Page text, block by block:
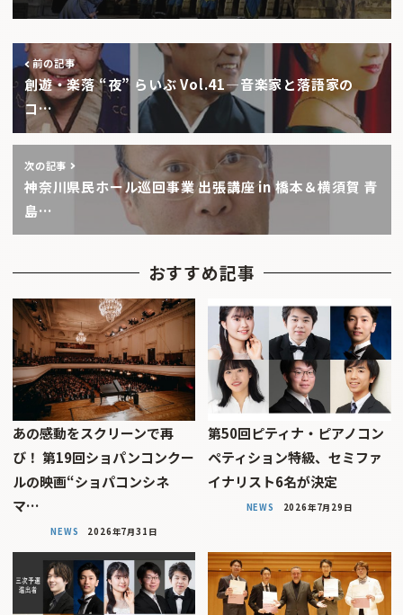
前の記事
創遊・楽落 “夜” らいぶ Vol.41―音楽家と落語家の
コ…
次の記事
神奈川県民ホール巡回事業 出張講座 in 橋本＆横須賀 青
島…
おすすめ記事
あの感動をスクリーンで再
び！ 第19回ショパンコンクー
ルの映画“ショパコンシネ
マ…
NEWS 2026年7月31日
第50回ピティナ・ピアノコン
ペティション特級、セミファ
イナリスト6名が決定
NEWS 2026年7月29日